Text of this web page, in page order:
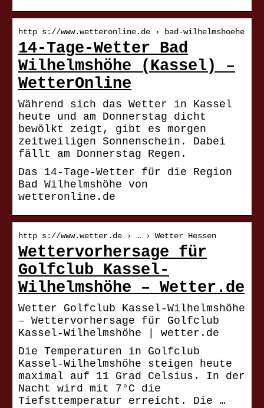
http s://www.wetteronline.de › bad-wilhelmshoehe
14-Tage-Wetter Bad
Wilhelmshöhe (Kassel) –
WetterOnline
Während sich das Wetter in Kassel
heute und am Donnerstag dicht
bewölkt zeigt, gibt es morgen
zeitweiligen Sonnenschein. Dabei
fällt am Donnerstag Regen.
Das 14-Tage-Wetter für die Region
Bad Wilhelmshöhe von
wetteronline.de
http s://www.wetter.de › … › Wetter Hessen
Wettervorhersage für
Golfclub Kassel-
Wilhelmshöhe – Wetter.de
Wetter Golfclub Kassel-Wilhelmshöhe
– Wettervorhersage für Golfclub
Kassel-Wilhelmshöhe | wetter.de
Die Temperaturen in Golfclub
Kassel-Wilhelmshöhe steigen heute
maximal auf 11 Grad Celsius. In der
Nacht wird mit 7°C die
Tiefsttemperatur erreicht. Die …